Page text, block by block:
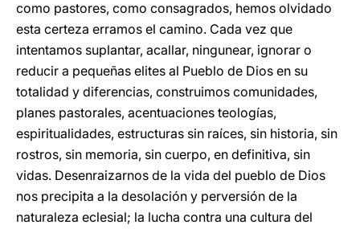
como pastores, como consagrados, hemos olvidado
esta certeza erramos el camino. Cada vez que
intentamos suplantar, acallar, ningunear, ignorar o
reducir a pequeñas elites al Pueblo de Dios en su
totalidad y diferencias, construimos comunidades,
planes pastorales, acentuaciones teologías,
espiritualidades, estructuras sin raíces, sin historia, sin
rostros, sin memoria, sin cuerpo, en definitiva, sin
vidas. Desenraizarnos de la vida del pueblo de Dios
nos precipita a la desolación y perversión de la
naturaleza eclesial; la lucha contra una cultura del